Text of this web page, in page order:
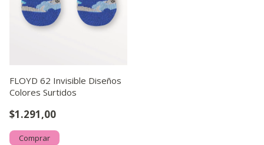
FLOYD 62 Invisible Diseños
Colores Surtidos
$1.291,00
Comprar